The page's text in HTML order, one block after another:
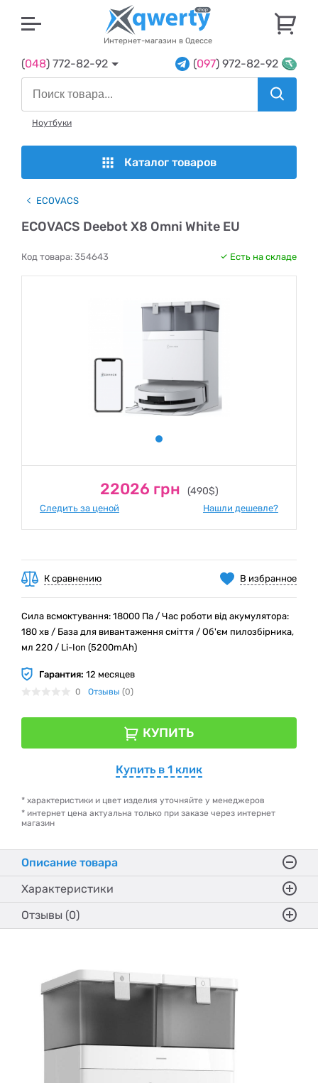
Интернет-магазин в Одессе
(048) 772-82-92 (097) 972-82-92
Ноутбуки
Каталог товаров
ECOVACS
ECOVACS Deebot X8 Omni White EU
Код товара: 354643 Есть на складе
22026 грн (490$)
Следить за ценой Нашли дешевле?
В избранное
К сравнению
Сила всмоктування: 18000 Па / Час роботи від акумулятора:
180 хв / База для вивантаження сміття / Об'єм пилозбірника,
мл 220 / Li-Ion (5200mAh)
Гарантия: 12 месяцев
0 Отзывы (0)
КУПИТЬ
Купить в 1 клик
* характеристики и цвет изделия уточняйте у менеджеров
* интернет цена актуальна только при заказе через интернет
магазин
Описание товара
Характеристики
Отзывы (0)